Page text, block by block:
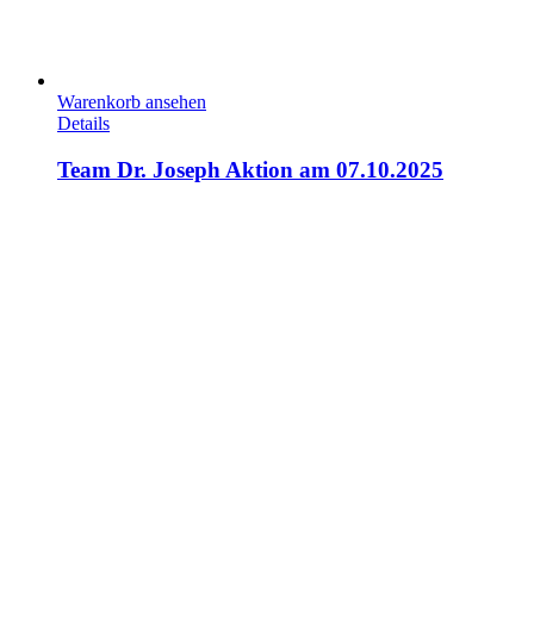
Warenkorb ansehen
Details
Team Dr. Joseph Aktion am 07.10.2025